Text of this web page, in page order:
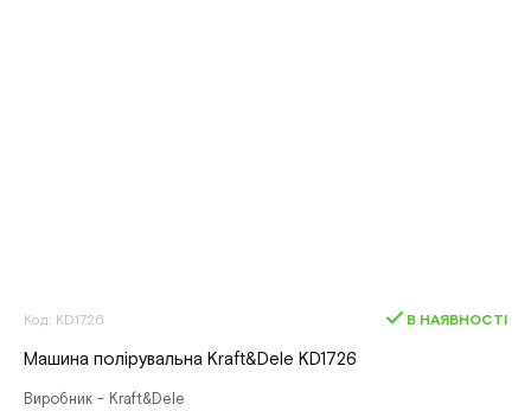
Код: KD1726 В НАЯВНОСТІ
Машина полірувальна Kraft&Dele KD1726
Виробник - Kraft&Dele